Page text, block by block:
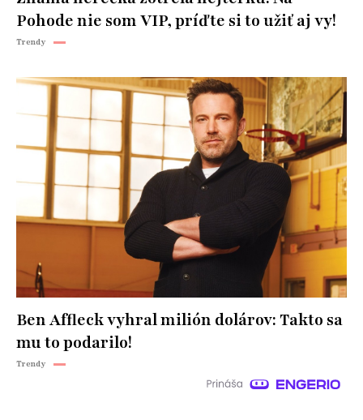
Pohode nie som VIP, príďte si to užiť aj vy!
Trendy
Ben Affleck vyhral milión dolárov: Takto sa
mu to podarilo!
Trendy